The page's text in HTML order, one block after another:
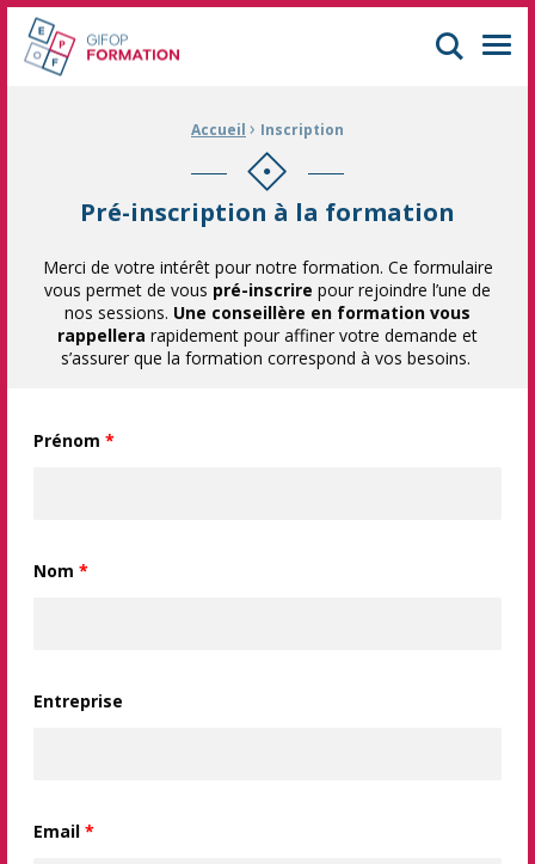
GIFOP Formation Centre de formation continue à Mulhouse
Accueil › Inscription
Pré-inscription à la formation
Merci de votre intérêt pour notre formation. Ce formulaire
vous permet de vous pré-inscrire pour rejoindre l’une de
nos sessions. Une conseillère en formation vous
rappellera rapidement pour affiner votre demande et
s’assurer que la formation correspond à vos besoins.
Prénom *
Nom *
Entreprise
Email *